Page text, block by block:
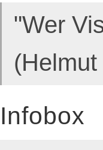
"Wer
Infobox